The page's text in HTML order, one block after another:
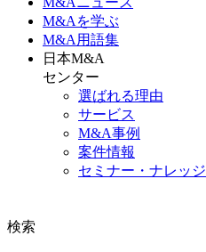
M&Aを学ぶ
M&A 用語集
日本M&A
センター
選ばれる理由
サービス
M&A事例
案件情報
セミナー・ナレッジ
検索